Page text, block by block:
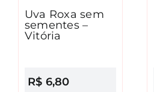
Uva Roxa sem
sementes –
Vitória
R$ 6,80